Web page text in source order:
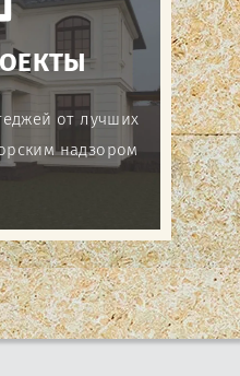
от лучших
надзором